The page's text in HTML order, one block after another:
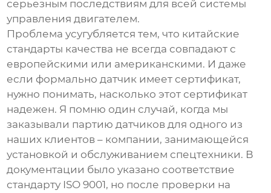
серьезным последствиям для всей системы
управления двигателем.
Проблема усугубляется тем, что китайские
стандарты качества не всегда совпадают с
европейскими или американскими. И даже
если формально датчик имеет сертификат,
нужно понимать, насколько этот сертификат
надежен. Я помню один случай, когда мы
заказывали партию датчиков для одного из
наших клиентов – компании, занимающейся
установкой и обслуживанием спецтехники. В
документации было указано соответствие
стандарту ISO 9001, но после проверки на